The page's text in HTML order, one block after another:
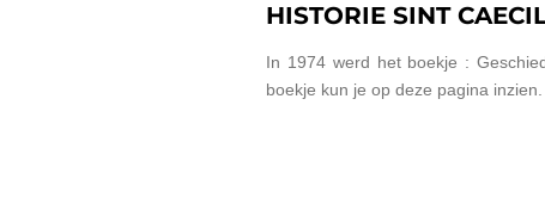
HISTORIE SINT
In 1974 werd het boekje :
boekje kun je op deze pagina inzien.